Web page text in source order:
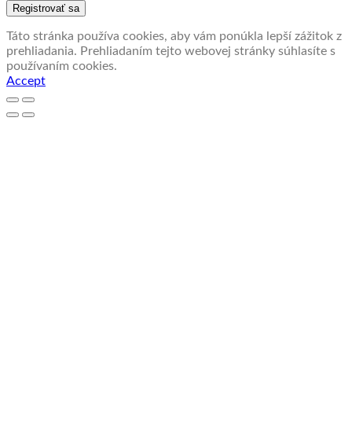
Registrovať sa
Táto stránka používa cookies, aby vám ponúkla lepší zážitok z
prehliadania. Prehliadaním tejto webovej stránky súhlasíte s
používaním cookies.
Accept